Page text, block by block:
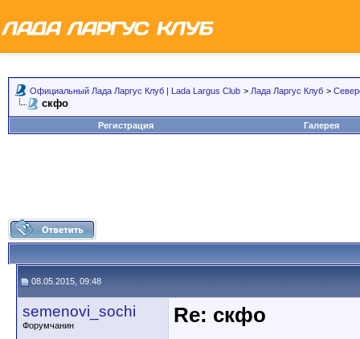
Официальный Лада Ларгус Клуб | Lada Largus Club > Лада Ларгус Клуб >
скфо
Регистрация Галерея
08.05.2015, 09:48
semenovi_sochi
Форумчанин
Re: скфо